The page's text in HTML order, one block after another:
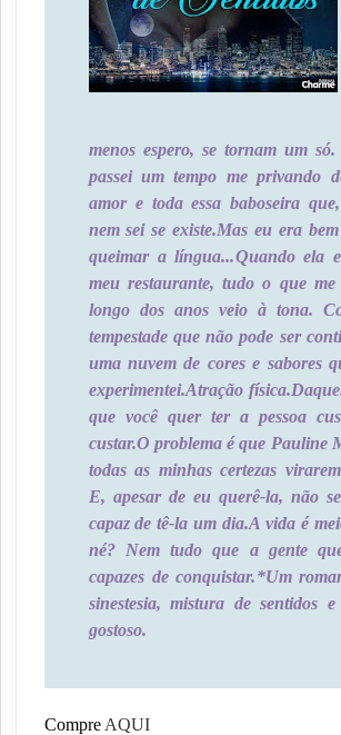
menos espero, se tornam um
passei um tempo me privando
amor e toda essa baboseira
nem sei se existe.Mas eu era
queimar a língua...Quando ela
meu restaurante, tudo o que
longo dos anos veio à tona.
tempestade que não pode ser
uma nuvem de cores e sabores
experimentei.Atração física.
que você quer ter a pessoa
custar.O problema é que Pauline
todas as minhas certezas
E, apesar de eu querê-la, não
capaz de tê-la um dia.A vida é
né? Nem tudo que a gente
capazes de conquistar.*Um
sinestesia, mistura de sentidos
gostoso.
Compre AQUI